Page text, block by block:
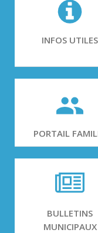
INFOS UTILES
PORTAIL
BULLETINS
MUNICIPAUX